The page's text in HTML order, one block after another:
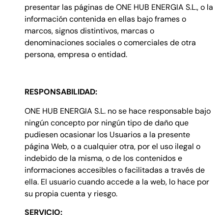
presentar las páginas de ONE HUB ENERGIA S.L., o la
información contenida en ellas bajo frames o
marcos, signos distintivos, marcas o
denominaciones sociales o comerciales de otra
persona, empresa o entidad.
RESPONSABILIDAD:
ONE HUB ENERGIA S.L. no se hace responsable bajo
ningún concepto por ningún tipo de daño que
pudiesen ocasionar los Usuarios a la presente
página Web, o a cualquier otra, por el uso ilegal o
indebido de la misma, o de los contenidos e
informaciones accesibles o facilitadas a través de
ella. El usuario cuando accede a la web, lo hace por
su propia cuenta y riesgo.
SERVICIO: